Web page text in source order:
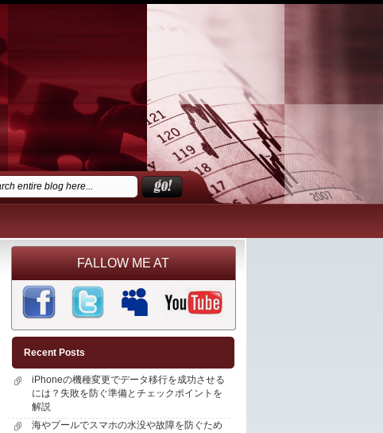
FALLOW ME AT
Recent Posts
iPhoneの機種変更でデータ移行を成功させる
には？失敗を防ぐ準備とチェックポイントを
解説
海やプールでスマホの水没や故障を防ぐため